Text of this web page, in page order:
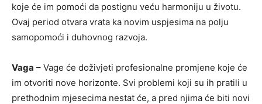
koje će im pomoći da postignu veću harmoniju u životu.
Ovaj period otvara vrata ka novim uspjesima na polju
samopomoći i duhovnog razvoja.
Vaga – Vage će doživjeti profesionalne promjene koje će
im otvoriti nove horizonte. Svi problemi koji su ih pratili u
prethodnim mjesecima nestat će, a pred njima će biti novi